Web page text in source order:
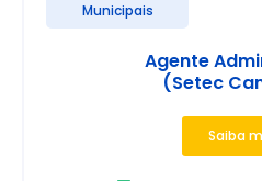
Municipais
Agente
(Setec
Saiba